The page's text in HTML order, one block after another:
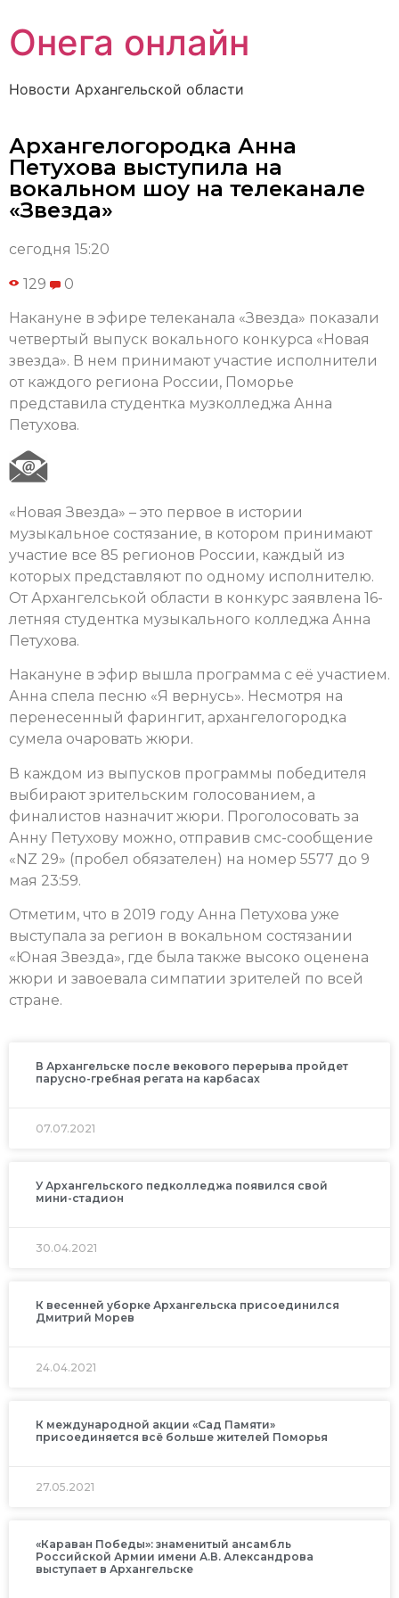
Онега онлайн
Новости Архангельской области
Архангелогородка Анна
Петухова выступила на
вокальном шоу на телеканале
«Звезда»
сегодня 15:20
129 0
Накануне в эфире телеканала «Звезда» показали
четвертый выпуск вокального конкурса «Новая
звезда». В нем принимают участие исполнители
от каждого региона России, Поморье
представила студентка музколледжа Анна
Петухова.
«Новая Звезда» – это первое в истории
музыкальное состязание, в котором принимают
участие все 85 регионов России, каждый из
которых представляют по одному исполнителю.
От Архангелськой области в конкурс заявлена 16-
летняя студентка музыкального колледжа Анна
Петухова.
Накануне в эфир вышла программа с её участием.
Анна спела песню «Я вернусь». Несмотря на
перенесенный фарингит, архангелогородка
сумела очаровать жюри.
В каждом из выпусков программы победителя
выбирают зрительским голосованием, а
финалистов назначит жюри. Проголосовать за
Анну Петухову можно, отправив смс-сообщение
«NZ 29» (пробел обязателен) на номер 5577 до 9
мая 23:59.
Отметим, что в 2019 году Анна Петухова уже
выступала за регион в вокальном состязании
«Юная Звезда», где была также высоко оценена
жюри и завоевала симпатии зрителей по всей
стране.
В Архангельске после векового перерыва пройдет
парусно-гребная регата на карбасах
07.07.2021
У Архангельского педколледжа появился свой
мини-стадион
30.04.2021
К весенней уборке Архангельска присоединился
Дмитрий Морев
24.04.2021
К международной акции «Сад Памяти»
присоединяется всё больше жителей Поморья
27.05.2021
«Караван Победы»: знаменитый ансамбль
Российской Армии имени А.В. Александрова
выступает в Архангельске